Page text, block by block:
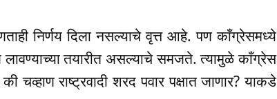
निर्णय दिला नसल्याचे वृत्त आहे. पण काँग्रेसमध्ये
तयारीत असल्याचे समजते. त्यामुळे काँग्रेस
चव्हाण राष्ट्रवादी शरद पवार पक्षात जाणार? याकडे